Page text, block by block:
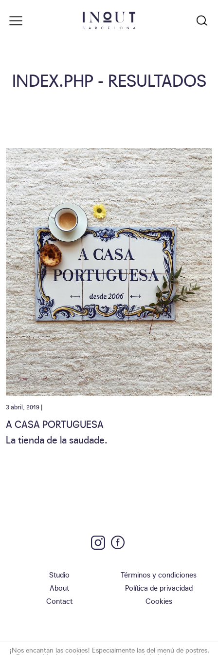
INDEX.PHP - RESULTADOS
3 abril, 2019 |
A CASA PORTUGUESA
La tienda de la saudade.
Studio
About
Contact
Términos y condiciones
Política de privacidad
Cookies
¡Nos encantan las cookies! Especialmente las del menú de postres.